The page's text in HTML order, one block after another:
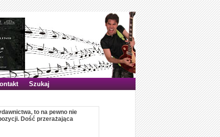
Szukaj
to na pewno nie
Dość przerażająca